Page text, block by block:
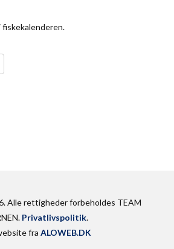
Alle rettigheder forbeholdes TEAM
Privatlivspolitik.
fraALOWEB.DK